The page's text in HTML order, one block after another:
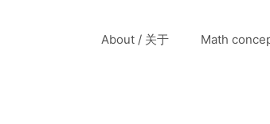
About / 关于 Math